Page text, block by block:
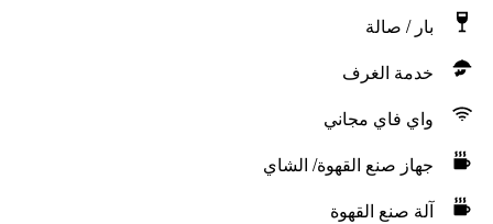
بار / صالة
خدمة الغرف
واي فاي مجاني
جهاز صنع القهوة/ الشاي
آلة صنع القهوة